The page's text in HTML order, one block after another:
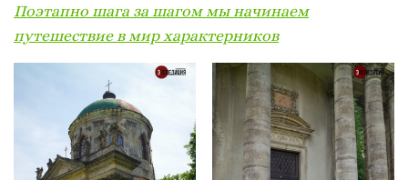
Поэтапно шага за шагом мы начинаем
путешествие в мир характерников